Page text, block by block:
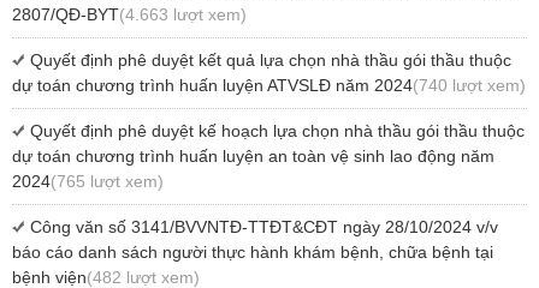
2807/QĐ-BYT(4.663 lượt xem)
Quyết định phê duyệt kết quả lựa chọn nhà thầu gói thầu thuộc
dự toán chương trình huấn luyện ATVSLĐ năm 2024(740 lượt xem)
Quyết định phê duyệt kế hoạch lựa chọn nhà thầu gói thầu thuộc
dự toán chương trình huấn luyện an toàn vệ sinh lao động năm
2024(765 lượt xem)
Công văn số 3141/BVVNTĐ-TTĐT&CĐT ngày 28/10/2024 v/v
báo cáo danh sách người thực hành khám bệnh, chữa bệnh tại
bệnh viện(482 lượt xem)